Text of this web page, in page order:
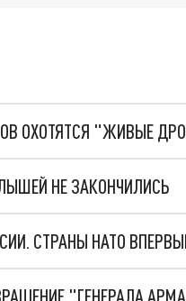
ОХОТЯТСЯ "ЖИВЫЕ
НЕ ЗАКОНЧИЛИСЬ